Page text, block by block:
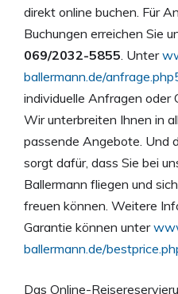
direkt online buchen. Für
Buchungen erreichen Sie
069/2032-5855. Unter
ballermann.de/
individuelle Anfragen oder
Wir unterbreiten Ihnen in
passende Angebote. Und
sorgt dafür, dass Sie bei
Ballermann fliegen und
freuen können. Weitere
Garantie können unter
ballermann.de/
Das Online-